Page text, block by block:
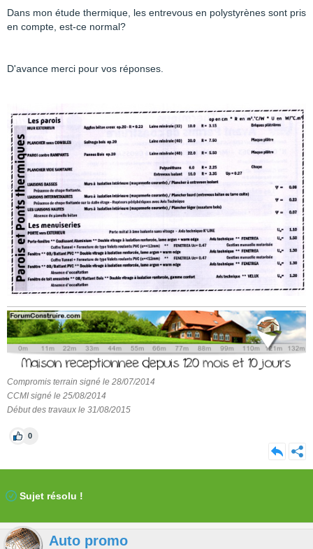
Dans mon étude thermique, les entrevous en polystyrènes sont pris
en compte, est-ce normal?
D'avance merci pour vos réponses.
Compromis terrain signé le 28/07/2014
CCMI signé le 25/08/2014
Début des travaux le 31/08/2015
0
Sujet résolu !
Auto promo